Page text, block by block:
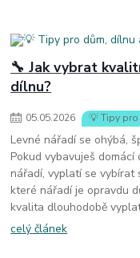
🔧 Jak vybrat
dílnu?
05.05.2026 💡 Tipy
Levné nářadí se ohýbá,
Pokud vybavuješ
nářadí, vyplatí se vybírat
které nářadí je opravdu
kvalita dlouhodobě
celý článek